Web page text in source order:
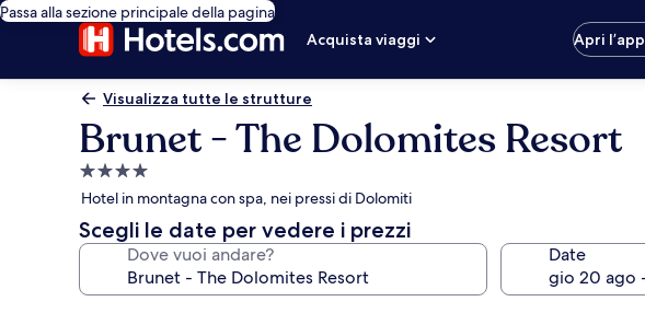
Passa alla sezione principale della pagina
Acquista viaggi
Apri l’app
Visualizza tutte le strutture
Brunet - The Dolomites Resort
Struttura
a
4.0
stelle
Hotel in montagna con spa, nei pressi di Dolomiti
Scegli le date per vedere i prezzi
Dove vuoi andare? Date